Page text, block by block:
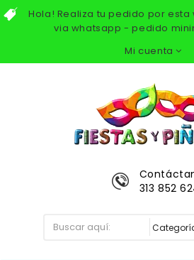
Hola! Realiza tu pedido por
via whatsapp - pedido
Mi cuenta
313 852